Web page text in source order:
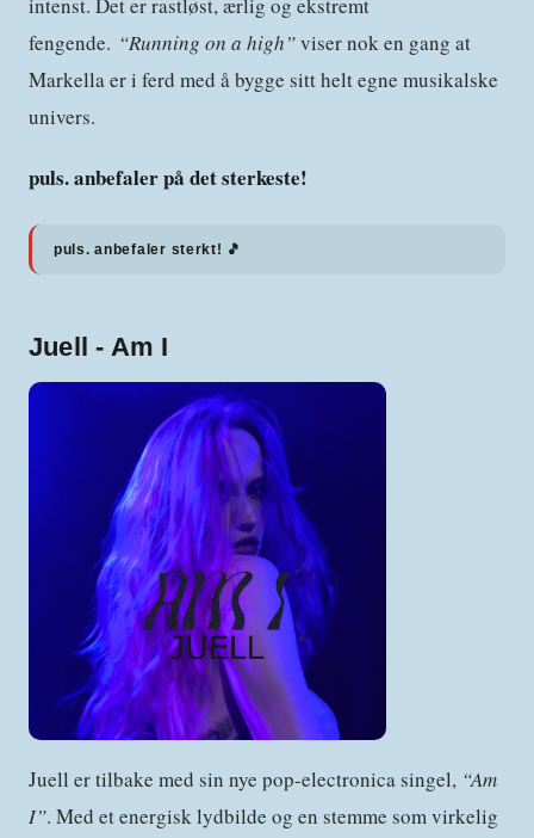
fengende. “Running on a high”viser nok en gang at
Markella er i ferd med å bygge sitt helt egne musikalske
univers.
puls. anbefaler på det sterkeste!
puls. anbefaler sterkt! 🎵
Juell - Am I
Juell er tilbake med sin nye pop-electronica singel, “Am
I”. Med et energisk lydbilde og en stemme som virkelig